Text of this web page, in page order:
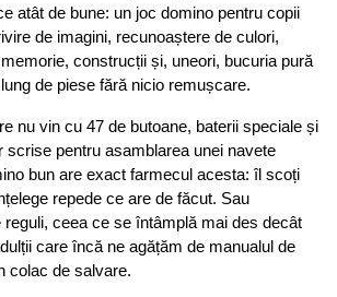
atât de bune: un joc domino pentru copii
de imagini, recunoaștere de culori,
construcții și, uneori, bucuria pură
de piese fără nicio remușcare.
nu vin cu 47 de butoane, baterii speciale și
scrise pentru asamblarea unei navete
bun are exact farmecul acesta: îl scoți
repede ce are de făcut. Sau
reguli, ceea ce se întâmplă mai des decât
care încă ne agățăm de manualul de
colac de salvare.